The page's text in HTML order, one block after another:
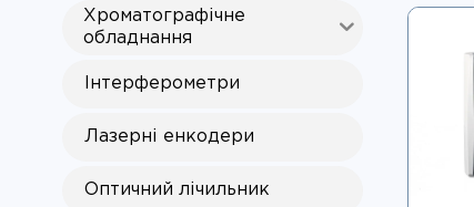
Хроматографічне
обладнання
Інтерферометри
Лазерні енкодери
Оптичний лічильник